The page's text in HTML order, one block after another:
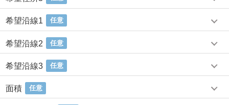
希望沿線1 任意
希望沿線2 任意
希望沿線3 任意
面積 任意